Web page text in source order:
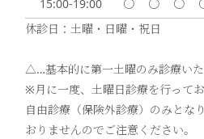
15:00-19:00
〇 〇 〇
休診日：土曜・日曜・祝日
△…基本的に第一土曜のみ診療いた
※月に一度、土曜日診療を行ってお
自由診療（保険外診療）のみとな
おりませんのでご注意ください。